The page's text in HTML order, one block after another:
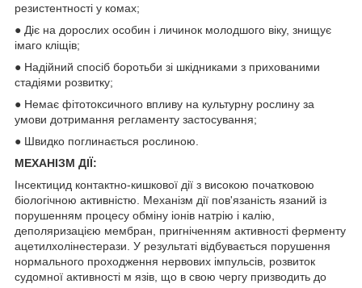
резистентності у комах;
● Діє на дорослих особин і личинок молодшого віку, знищує
імаго кліщів;
● Надійний спосіб боротьби зі шкідниками з прихованими
стадіями розвитку;
● Немає фітотоксичного впливу на культурну рослину за
умови дотримання регламенту застосування;
● Швидко поглинається рослиною.
МЕХАНІЗМ ДІЇ:
Інсектицид контактно-кишкової дії з високою початковою
біологічною активністю. Механізм дії пов'язаність язаний із
порушенням процесу обміну іонів натрію і калію,
деполяризацією мембран, пригніченням активності ферменту
ацетилхолінестерази. У результаті відбувається порушення
нормального проходження нервових імпульсів, розвиток
судомної активності м язів, що в свою чергу призводить до